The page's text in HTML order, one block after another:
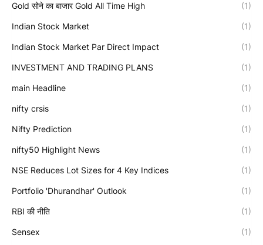
Gold सोने का बाजार Gold All Time High (1)
Indian Stock Market (1)
Indian Stock Market Par Direct Impact (1)
INVESTMENT AND TRADING PLANS (1)
main Headline (1)
nifty crsis (1)
Nifty Prediction (1)
nifty50 Highlight News (1)
NSE Reduces Lot Sizes for 4 Key Indices (1)
Portfolio 'Dhurandhar' Outlook (1)
RBI की नीति (1)
Sensex (1)